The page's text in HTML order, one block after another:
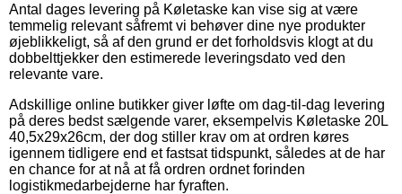
Antal dages levering på Køletaske kan vise sig at være
temmelig relevant såfremt vi behøver dine nye produkter
øjeblikkeligt, så af den grund er det forholdsvis klogt at du
dobbelttjekker den estimerede leveringsdato ved den
relevante vare.
Adskillige online butikker giver løfte om dag-til-dag levering
på deres bedst sælgende varer, eksempelvis Køletaske 20L
40,5x29x26cm, der dog stiller krav om at ordren køres
igennem tidligere end et fastsat tidspunkt, således at de har
en chance for at nå at få ordren ordnet forinden
logistikmedarbejderne har fyraften.